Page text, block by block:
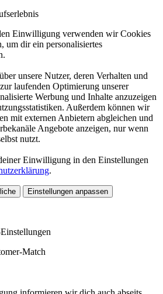
Einwilligung verwenden wir Cookies
um dir ein personalisiertes
unsere Nutzer, deren Verhalten und
laufenden Optimierung unserer
Werbung und Inhalte anzuzeigen
Außerdem können wir
mit externen Anbietern abgleichen und
Angebote anzeigen, nur wenn
nutzt.
Einwilligung in den Einstellungen
.
Einstellungen anpassen
Match